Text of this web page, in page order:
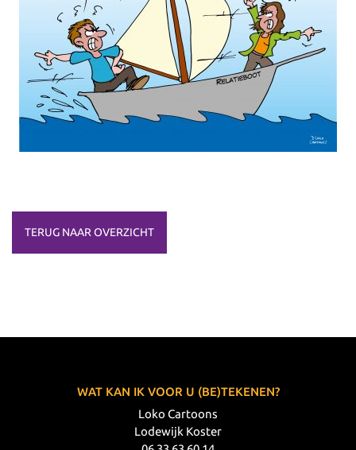
TERUG NAAR OVERZICHT
WAT KAN IK VOOR U (BE)TEKENEN?
Loko Cartoons
Lodewijk Koster